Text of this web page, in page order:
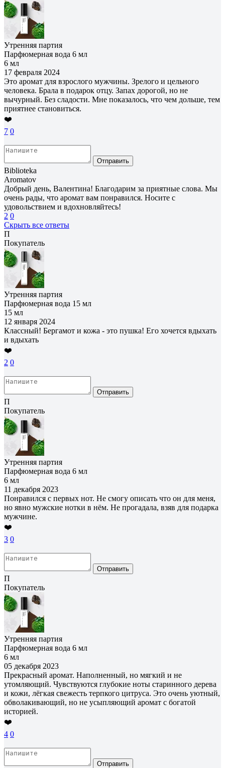
Утренняя партия
Парфюмерная вода 6 мл
6 мл
17 февраля 2024
Это аромат для взрослого мужчины. Зрелого и цельного
человека. Брала в подарок отцу. Запах дорогой, но не
вычурный. Без сладости. Мне показалось, что чем дольше, тем
приятнее становиться.
❤️
7 0
Отправить
Biblioteka
Aromatov
Добрый день, Валентина! Благодарим за приятные слова. Мы
очень рады, что аромат вам понравился. Носите с
удовольствием и вдохновляйтесь!
2 0
Скрыть все ответы
П
Покупатель
Утренняя партия
Парфюмерная вода 15 мл
15 мл
12 января 2024
Классный! Бергамот и кожа - это пушка! Его хочется вдыхать
и вдыхать
❤️
2 0
Отправить
П
Покупатель
Утренняя партия
Парфюмерная вода 6 мл
6 мл
11 декабря 2023
Понравился с первых нот. Не смогу описать что он для меня,
но явно мужские нотки в нём. Не прогадала, взяв для подарка
мужчине.
❤️
3 0
Отправить
П
Покупатель
Утренняя партия
Парфюмерная вода 6 мл
6 мл
05 декабря 2023
Прекрасный аромат. Наполненный, но мягкий и не
утомляющий. Чувствуются глубокие ноты старинного дерева
и кожи, лёгкая свежесть терпкого цитруса. Это очень уютный,
обволакивающий, но не усыпляющий аромат с богатой
историей.
❤️
4 0
Отправить